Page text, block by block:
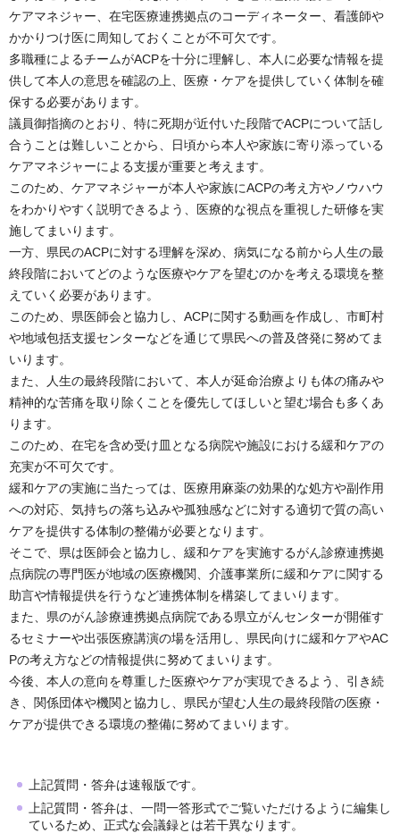
ケアマネジャー、在宅医療連携拠点のコーディネーター、看護師や
かかりつけ医に周知しておくことが不可欠です。
多職種によるチームがACPを十分に理解し、本人に必要な情報を提
供して本人の意思を確認の上、医療・ケアを提供していく体制を確
保する必要があります。
議員御指摘のとおり、特に死期が近付いた段階でACPについて話し
合うことは難しいことから、日頃から本人や家族に寄り添っている
ケアマネジャーによる支援が重要と考えます。
このため、ケアマネジャーが本人や家族にACPの考え方やノウハウ
をわかりやすく説明できるよう、医療的な視点を重視した研修を実
施してまいります。
一方、県民のACPに対する理解を深め、病気になる前から人生の最
終段階においてどのような医療やケアを望むのかを考える環境を整
えていく必要があります。
このため、県医師会と協力し、ACPに関する動画を作成し、市町村
や地域包括支援センターなどを通じて県民への普及啓発に努めてま
いります。
また、人生の最終段階において、本人が延命治療よりも体の痛みや
精神的な苦痛を取り除くことを優先してほしいと望む場合も多くあ
ります。
このため、在宅を含め受け皿となる病院や施設における緩和ケアの
充実が不可欠です。
緩和ケアの実施に当たっては、医療用麻薬の効果的な処方や副作用
への対応、気持ちの落ち込みや孤独感などに対する適切で質の高い
ケアを提供する体制の整備が必要となります。
そこで、県は医師会と協力し、緩和ケアを実施するがん診療連携拠
点病院の専門医が地域の医療機関、介護事業所に緩和ケアに関する
助言や情報提供を行うなど連携体制を構築してまいります。
また、県のがん診療連携拠点病院である県立がんセンターが開催す
るセミナーや出張医療講演の場を活用し、県民向けに緩和ケアやAC
Pの考え方などの情報提供に努めてまいります。
今後、本人の意向を尊重した医療やケアが実現できるよう、引き続
き、関係団体や機関と協力し、県民が望む人生の最終段階の医療・
ケアが提供できる環境の整備に努めてまいります。
上記質問・答弁は速報版です。
上記質問・答弁は、一問一答形式でご覧いただけるように編集し
ているため、正式な会議録とは若干異なります。